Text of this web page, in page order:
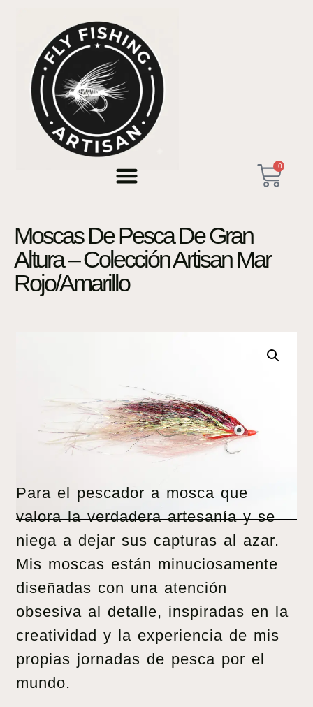
0
Moscas De Pesca De Gran
Altura – Colección Artisan Mar
Rojo/Amarillo
Para el pescador a mosca que
valora la verdadera artesanía y se
niega a dejar sus capturas al azar.
Mis moscas están minuciosamente
diseñadas con una atención
obsesiva al detalle, inspiradas en la
creatividad y la experiencia de mis
propias jornadas de pesca por el
mundo.